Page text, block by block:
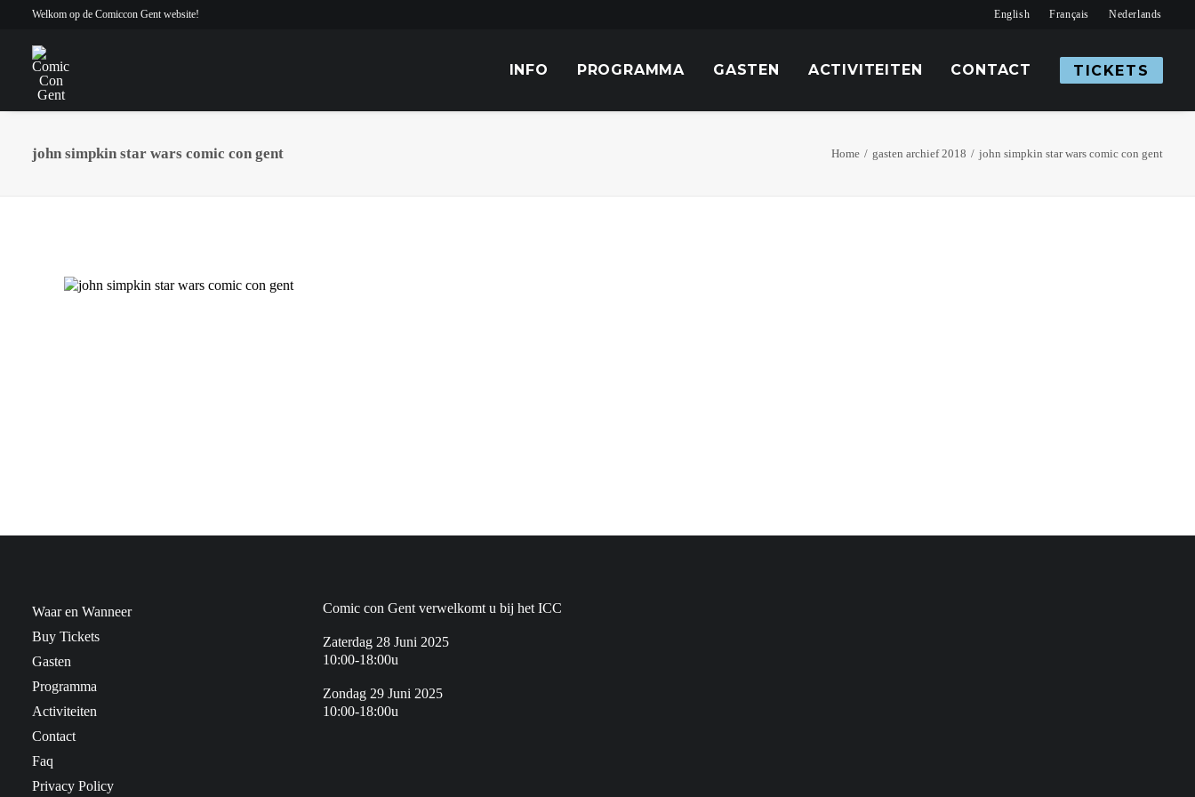
Welkom op de Comiccon Gent website! English Français Nederlands
INFO PROGRAMMA GASTEN ACTIVITEITEN CONTACT TICKETS
john simpkin star wars comic con gent Home gasten archief 2018 john simpkin star wars comic con gent
Waar en Wanneer
Buy Tickets
Gasten
Programma
Activiteiten
Contact
Faq
Privacy Policy
Comic con Gent verwelkomt u bij het ICC
Zaterdag 28 Juni 2025
10:00-18:00u
Zondag 29 Juni 2025
10:00-18:00u